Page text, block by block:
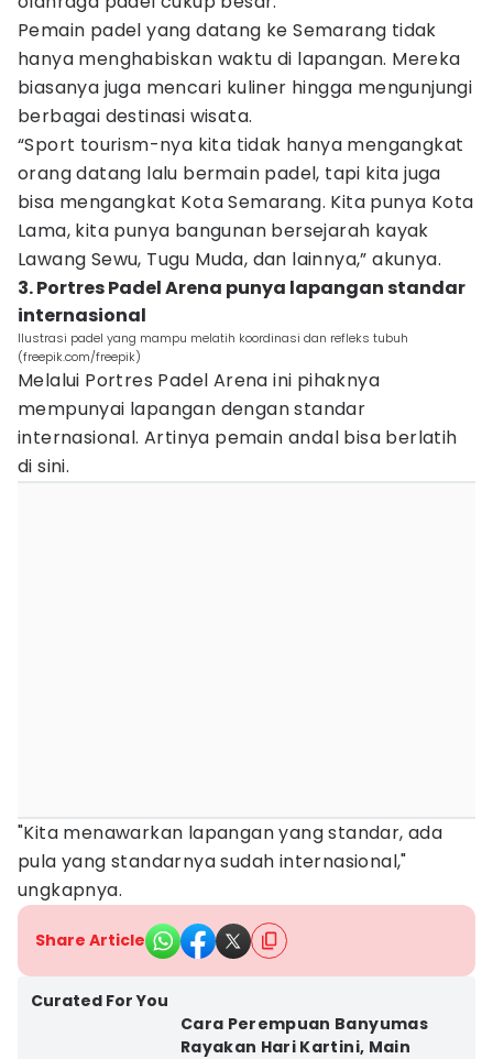
Pemain padel yang datang ke Semarang tidak
hanya menghabiskan waktu di lapangan. Mereka
biasanya juga mencari kuliner hingga mengunjungi
berbagai destinasi wisata.
“Sport tourism-nya kita tidak hanya mengangkat
orang datang lalu bermain padel, tapi kita juga
bisa mengangkat Kota Semarang. Kita punya Kota
Lama, kita punya bangunan bersejarah kayak
Lawang Sewu, Tugu Muda, dan lainnya,” akunya.
3. Portres Padel Arena punya lapangan standar
internasional
Ilustrasi padel yang mampu melatih koordinasi dan refleks tubuh
(freepik.com/freepik)
Melalui Portres Padel Arena ini pihaknya
mempunyai lapangan dengan standar
internasional. Artinya pemain andal bisa berlatih
di sini.
"Kita menawarkan lapangan yang standar, ada
pula yang standarnya sudah internasional,"
ungkapnya.
Share Article
Curated For You
Cara Perempuan Banyumas
Rayakan Hari Kartini, Main